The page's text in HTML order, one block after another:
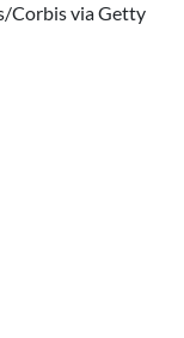
Corbis via Getty